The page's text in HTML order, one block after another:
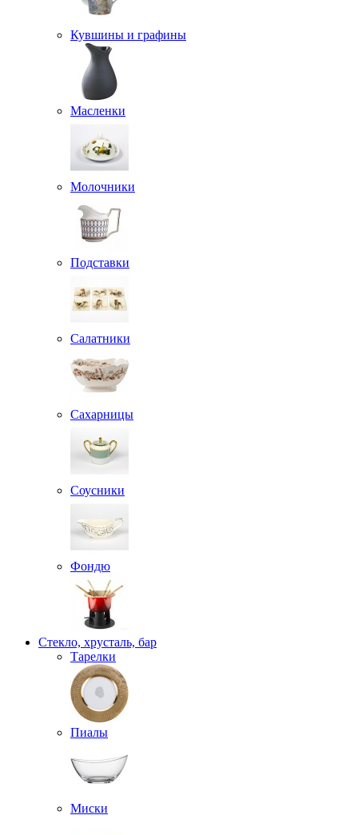
Кувшины и графины
Масленки
Молочники
Подставки
Салатники
Сахарницы
Соусники
Фондю
Стекло, хрусталь, бар
Тарелки
Пиалы
Миски